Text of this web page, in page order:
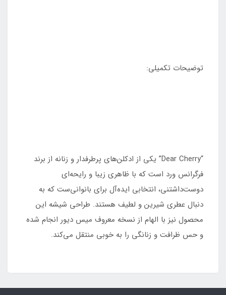
توضیحات تکمیلی:
“Dear Cherry” یکی از ادکلن‌های پرطرفدار و زنانه از برند
فرگرانس ورد است که با ظاهری زیبا و رایحه‌ای
دوست‌داشتنی، انتخابی ایده‌آل برای بانوانی‌ست که به
دنبال عطری شیرین و لطیف هستند. طراحی شیشه این
محصول نیز با الهام از نسخه معروف میس دیور انجام شده
و حس ظرافت و زنانگی را به خوبی منتقل می‌کند.